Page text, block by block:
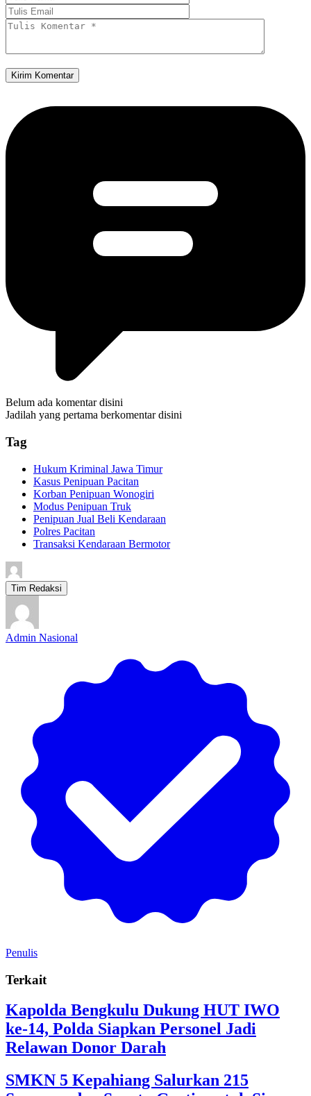
Belum ada komentar disini
Jadilah yang pertama berkomentar disini
Tag
Hukum Kriminal Jawa Timur
Kasus Penipuan Pacitan
Korban Penipuan Wonogiri
Modus Penipuan Truk
Penipuan Jual Beli Kendaraan
Polres Pacitan
Transaksi Kendaraan Bermotor
Tim Redaksi
Admin Nasional
Penulis
Terkait
Kapolda Bengkulu Dukung HUT IWO
ke-14, Polda Siapkan Personel Jadi
Relawan Donor Darah
SMKN 5 Kepahiang Salurkan 215